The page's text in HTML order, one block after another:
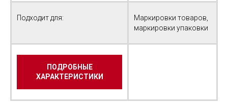
Подходит для:
Маркировки товаров,
маркировки упаковки
ПОДРОБНЫЕ
ХАРАКТЕРИСТИКИ